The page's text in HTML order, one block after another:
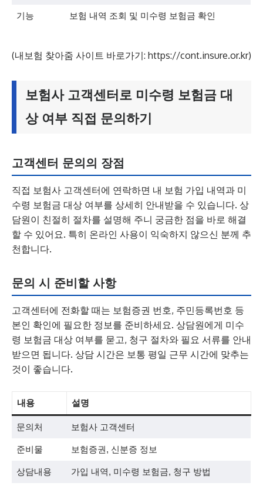
기능 보험 내역 조회 및 미수령 보험금 확인
(내보험 찾아줌 사이트 바로가기: https://cont.insure.or.kr)
보험사 고객센터로 미수령 보험금 대
상 여부 직접 문의하기
고객센터 문의의 장점
직접 보험사 고객센터에 연락하면 내 보험 가입 내역과 미
수령 보험금 대상 여부를 상세히 안내받을 수 있습니다. 상
담원이 친절히 절차를 설명해 주니 궁금한 점을 바로 해결
할 수 있어요. 특히 온라인 사용이 익숙하지 않으신 분께 추
천합니다.
문의 시 준비할 사항
고객센터에 전화할 때는 보험증권 번호, 주민등록번호 등
본인 확인에 필요한 정보를 준비하세요. 상담원에게 미수
령 보험금 대상 여부를 묻고, 청구 절차와 필요 서류를 안내
받으면 됩니다. 상담 시간은 보통 평일 근무 시간에 맞추는
것이 좋습니다.
내용 설명
문의처 보험사 고객센터
준비물 보험증권, 신분증 정보
상담내용 가입 내역, 미수령 보험금, 청구 방법